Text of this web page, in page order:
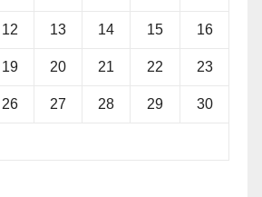
12 13 14 15 16
19 20 21 22 23
26 27 28 29 30